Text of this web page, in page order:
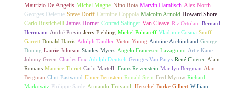
Maurizio De Angelis Michel Magne Nino Rota Marvin Hamlisch Alex North
Georges Delerue Steve Dorff Carmine Coppola Malcolm Arnold Howard Shore
Carlo Rustichelli James Horner Conrad Salinger Van Cleave Riz Ortolani Bernard
Herrmann André Previn Jerry Fielding Michel Polnareff Vladimir Cosma Snuff
Garrett Donald Harris Adolph Tandler Victor Young Antoine Archimbaud George
Duning Laurie Johnson Stanley Myers Angelo Francesco Lavagnino Artie Kane
Johnny Green Charles Fox Adolph Deutsch Georges Van Parys René Cloërec Alain
Romans Maurice Thiriet Carlo Martelli Franz Reizenstein Marilyn Bergman Alan
Bergman Clint Eastwood Elmer Bernstein Ronald Stein Fred Myrow Richard
Markowitz
Philippe Sarde Armando Trovajoli Herschel Burke Gilbert William